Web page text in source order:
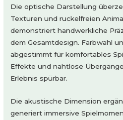
Die optische Darstellung
Texturen und ruckelfreien
demonstriert handwerkliche
dem Gesamtdesign. Farbwahl
abgestimmt für komfortables
Effekte und nahtlose
Erlebnis spürbar.
Die akustische Dimension
generiert immersive